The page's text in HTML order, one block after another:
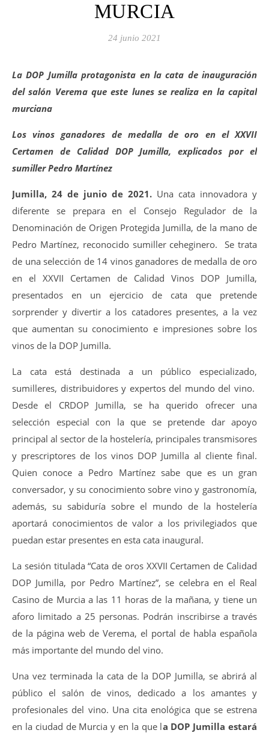
MURCIA
24 junio 2021
La DOP Jumilla protagonista en la cata de inauguración
del salón Verema que este lunes se realiza en la capital
murciana
Los vinos ganadores de medalla de oro en el XXVII
Certamen de Calidad DOP Jumilla, explicados por el
sumiller Pedro Martínez
Jumilla, 24 de junio de 2021. Una cata innovadora y
diferente se prepara en el Consejo Regulador de la
Denominación de Origen Protegida Jumilla, de la mano de
Pedro Martínez, reconocido sumiller ceheginero. Se trata
de una selección de 14 vinos ganadores de medalla de oro
en el XXVII Certamen de Calidad Vinos DOP Jumilla,
presentados en un ejercicio de cata que pretende
sorprender y divertir a los catadores presentes, a la vez
que aumentan su conocimiento e impresiones sobre los
vinos de la DOP Jumilla.
La cata está destinada a un público especializado,
sumilleres, distribuidores y expertos del mundo del vino.
Desde el CRDOP Jumilla, se ha querido ofrecer una
selección especial con la que se pretende dar apoyo
principal al sector de la hostelería, principales transmisores
y prescriptores de los vinos DOP Jumilla al cliente final.
Quien conoce a Pedro Martínez sabe que es un gran
conversador, y su conocimiento sobre vino y gastronomía,
además, su sabiduría sobre el mundo de la hostelería
aportará conocimientos de valor a los privilegiados que
puedan estar presentes en esta cata inaugural.
La sesión titulada “Cata de oros XXVII Certamen de Calidad
DOP Jumilla, por Pedro Martínez”, se celebra en el Real
Casino de Murcia a las 11 horas de la mañana, y tiene un
aforo limitado a 25 personas. Podrán inscribirse a través
de la página web de Verema, el portal de habla española
más importante del mundo del vino.
Una vez terminada la cata de la DOP Jumilla, se abrirá al
público el salón de vinos, dedicado a los amantes y
profesionales del vino. Una cita enológica que se estrena
en la ciudad de Murcia y en la que la DOP Jumilla estará